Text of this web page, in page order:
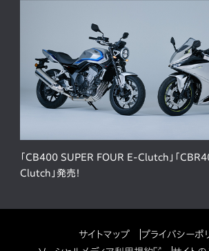
「CB400 SUPER FOUR E-Clutch」「
Clutch」発売！
サイトマップ
プライバシーポ